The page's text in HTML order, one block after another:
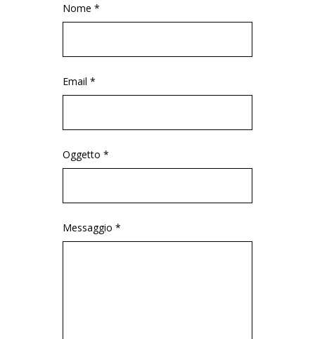
Nome *
Email *
Oggetto *
Messaggio *